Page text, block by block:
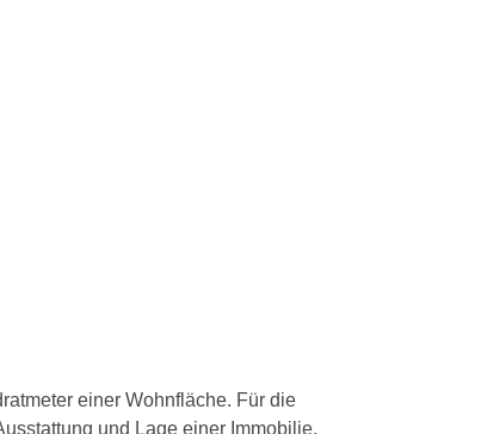
einer Wohnfläche. Für die
und Lage einer Immobilie,